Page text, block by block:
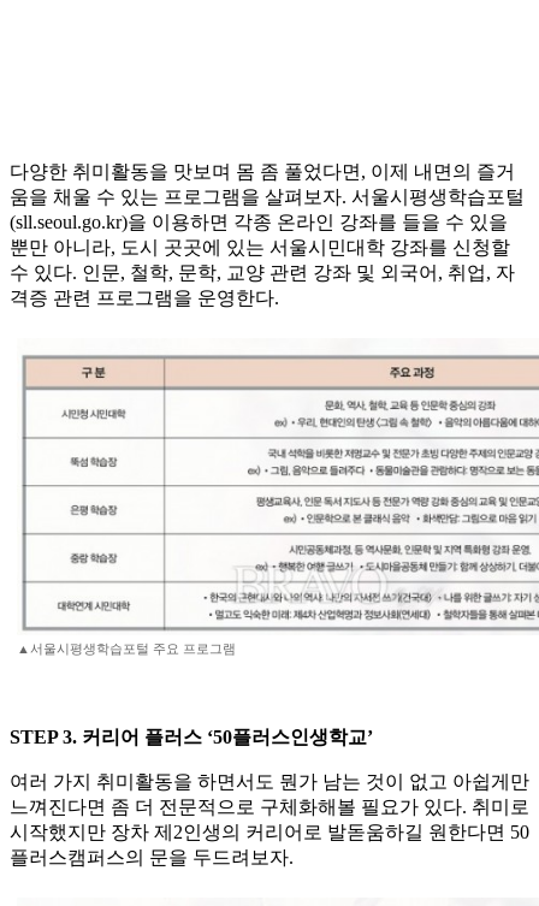
다양한 취미활동을 맛보며 몸 좀 풀었다면, 이제 내면의 즐거
움을 채울 수 있는 프로그램을 살펴보자. 서울시평생학습포털
(sll.seoul.go.kr)을 이용하면 각종 온라인 강좌를 들을 수 있을
뿐만 아니라, 도시 곳곳에 있는 서울시민대학 강좌를 신청할
수 있다. 인문, 철학, 문학, 교양 관련 강좌 및 외국어, 취업, 자
격증 관련 프로그램을 운영한다.
▲서울시평생학습포털 주요 프로그램
STEP 3. 커리어 플러스 ‘50플러스인생학교’
여러 가지 취미활동을 하면서도 뭔가 남는 것이 없고 아쉽게만
느껴진다면 좀 더 전문적으로 구체화해볼 필요가 있다. 취미로
시작했지만 장차 제2인생의 커리어로 발돋움하길 원한다면 50
플러스캠퍼스의 문을 두드려보자.